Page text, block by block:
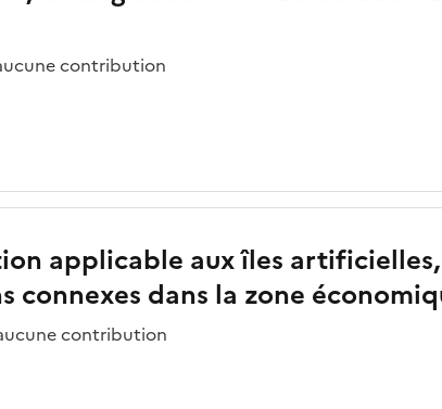
contribution
applicable aux îles
connexes dans la zone
contribution